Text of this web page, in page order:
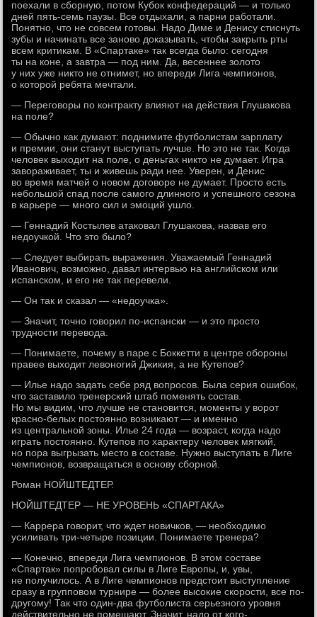
поехали в сборную, потом Кубок конфедераций — и только
дней пять-семь паузы. Все отдыхали, а парни работали.
Понятно, что не совсем готовы. Надо Диме и Денису стиснуть
зубы и начинать все заново доказывать, чтобы закрыть рты
всем критикам. В «Спартаке» так всегда было: сегодня
ты на коне, а завтра — под ним. Да, весеннее золото
у них уже никто не отнимет, но впереди Лига чемпионов,
о которой ребята мечтали.
— Переговоры по контракту влияют на действия Глушакова
на поле?
— Обычно как думают: поднимите футболистам зарплату
и премии, они станут выступать лучше. Но это не так. Когда
человек выходит на поле, о деньгах никто не думает. Игра
завораживает, ты и живешь ради нее. Уверен, и Денис
во время матчей о новом договоре не думает. Просто есть
небольшой спад после самого длинного и успешного сезона
в карьере — много сил и эмоций ушло.
— Геннадий Костылев атаковал Глушакова, назвав его
недоучкой. Что это было?
— Следует выбирать выражения. Уважаемый Геннадий
Иванович, возможно, давал интервью на английском или
испанском, и его не так перевели.
— Он так и сказал — «недоучка».
— Значит, точно говорил по-испански — и это просто
трудности перевода.
— Понимаете, почему в паре с Боккетти в центре обороны
правее выходит левоногий Джикия, а не Кутепов?
— Илье надо задать себе ряд вопросов. Была серия ошибок,
что заставило тренерский штаб поменять состав.
Но мы видим, что лучше не становится, моменты у ворот
красно-белых постоянно возникают — и именно
из центральной зоны. Илье 24 года — возраст, когда надо
играть постоянно. Кутепов по характеру человек мягкий,
но пора выгрызать место в составе. Нужно выступать в Лиге
чемпионов, возвращаться в основу сборной.
Роман НОЙШТЕДТЕР.
НОЙШТЕДТЕР — НЕ УРОВЕНЬ «СПАРТАКА»
— Каррера говорит, что ждет новичков, — необходимо
усиливать три-четыре позиции. Понимаете тренера?
— Конечно, впереди Лига чемпионов. В этом составе
«Спартак» попробовал силы в Лиге Европы, и, увы,
не получилось. А в Лиге чемпионов предстоит выступление
сразу в групповом турнире — более высокие скорости, все по-
другому! Так что один-два футболиста серьезного уровня
действительно не помешают. Значит, надо от кого-